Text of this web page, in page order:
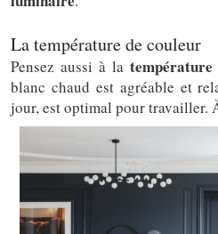
La température de couleur
Pensez aussi à la
blanc chaud est agréable et
jour, est optimal pour travailler.